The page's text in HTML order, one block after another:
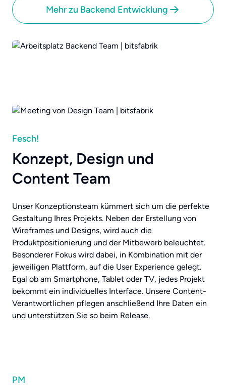
Mehr zu Backend Entwicklung
Fesch!
Konzept, Design und
Content Team
Unser Konzeptionsteam kümmert sich um die perfekte
Gestaltung Ihres Projekts. Neben der Erstellung von
Wireframes und Designs, wird auch die
Produktpositionierung und der Mitbewerb beleuchtet.
Besonderer Fokus wird dabei, in Kombination mit der
jeweiligen Plattform, auf die User Experience gelegt.
Egal ob am Smartphone, Tablet oder TV, jedes Projekt
bekommt ein individuelles Interface. Unsere Content-
Verantwortlichen pflegen anschließend Ihre Daten ein
und unterstützen Sie so beim Release.
PM